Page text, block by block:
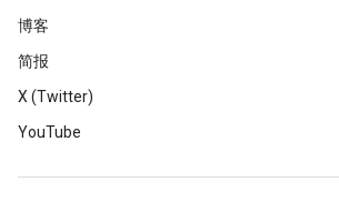
博客
简报
X (Twitter)
YouTube